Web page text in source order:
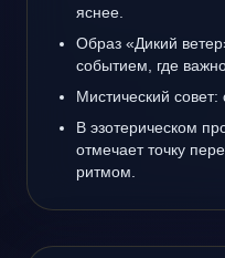
яснее.
Образ «Дикий
событием, где
Мистический совет:
В эзотерическом
отмечает точку
ритмом.